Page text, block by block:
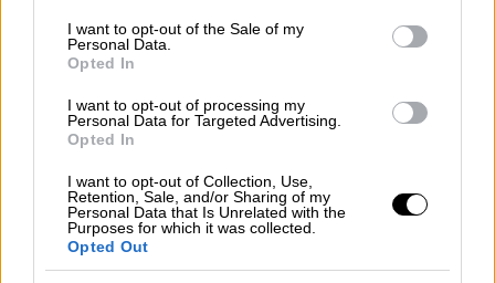
consent section.
I want to opt-out of the Sale of my
Personal Data.
Opted In
I want to opt-out of processing my
Personal Data for Targeted Advertising.
Opted In
I want to opt-out of Collection, Use,
Retention, Sale, and/or Sharing of my
Personal Data that Is Unrelated with the
Purposes for which it was collected.
Opted Out
Οι πολίτες για να χρησιμοποιήσουν την
εφαρμογή Gov.gr Wallet θα χρειαστούν τους
προσωπικούς κωδικούς πρόσβασης
Taxisnet
και πιστοποιημένο αριθμό
αποκλειστικά μέσω της καταχώρισης
στοιχείων στοΕθνικό Μητρώο
Επικοινωνίας